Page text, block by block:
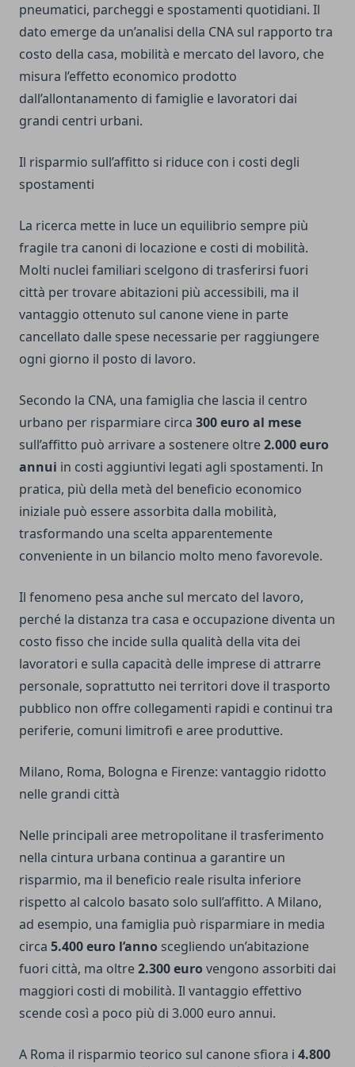
pneumatici, parcheggi e spostamenti quotidiani. Il
dato emerge da un’analisi della CNA sul rapporto tra
costo della casa, mobilità e mercato del lavoro, che
misura l’effetto economico prodotto
dall’allontanamento di famiglie e lavoratori dai
grandi centri urbani.
Il risparmio sull’affitto si riduce con i costi degli
spostamenti
La ricerca mette in luce un equilibrio sempre più
fragile tra canoni di locazione e costi di mobilità.
Molti nuclei familiari scelgono di trasferirsi fuori
città per trovare abitazioni più accessibili, ma il
vantaggio ottenuto sul canone viene in parte
cancellato dalle spese necessarie per raggiungere
ogni giorno il posto di lavoro.
Secondo la CNA, una famiglia che lascia il centro
urbano per risparmiare circa 300 euro al mese
sull’affitto può arrivare a sostenere oltre2.000 euro
annui in costi aggiuntivi legati agli spostamenti. In
pratica, più della metà del beneficio economico
iniziale può essere assorbita dalla mobilità,
trasformando una scelta apparentemente
conveniente in un bilancio molto meno favorevole.
Il fenomeno pesa anche sul mercato del lavoro,
perché la distanza tra casa e occupazione diventa un
costo fisso che incide sulla qualità della vita dei
lavoratori e sulla capacità delle imprese di attrarre
personale, soprattutto nei territori dove il trasporto
pubblico non offre collegamenti rapidi e continui tra
periferie, comuni limitrofi e aree produttive.
Milano, Roma, Bologna e Firenze: vantaggio ridotto
nelle grandi città
Nelle principali aree metropolitane il trasferimento
nella cintura urbana continua a garantire un
risparmio, ma il beneficio reale risulta inferiore
rispetto al calcolo basato solo sull’affitto. A Milano,
ad esempio, una famiglia può risparmiare in media
circa 5.400 euro l’anno scegliendo un’abitazione
fuori città, ma oltre2.300 euro vengono assorbiti dai
maggiori costi di mobilità. Il vantaggio effettivo
scende così a poco più di 3.000 euro annui.
A Roma il risparmio teorico sul canone sfiora i 4.800